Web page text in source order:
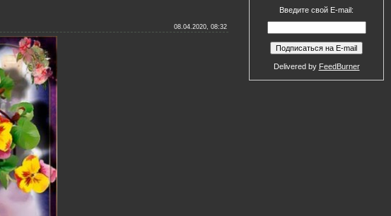
08.04.2020, 08:32
Введите свой E-mail:
Delivered by FeedBurner